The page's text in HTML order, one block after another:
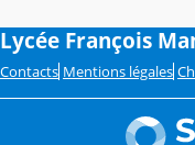
Lycée François
Contacts Mentions légales